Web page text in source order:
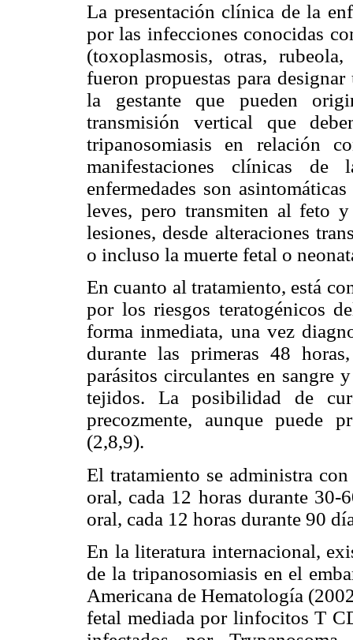
La presentación clínica de la
por las infecciones conocidas
(toxoplasmosis, otras,
fueron propuestas para
la gestante que pueden
transmisión vertical que
tripanosomiasis en relación
manifestaciones clínicas
enfermedades son
leves, pero transmiten al feto
lesiones, desde alteraciones
o incluso la muerte fetal o
En cuanto al tratamiento, está
por los riesgos teratogénicos
forma inmediata, una vez
durante las primeras 48
parásitos circulantes en sangre
tejidos. La posibilidad de
precozmente, aunque puede
(2,8,9).
El tratamiento se administra
oral, cada 12 horas durante
oral, cada 12 horas durante 90
En la literatura internacional,
de la tripanosomiasis en el
Americana de Hematología
fetal mediada por linfocitos T